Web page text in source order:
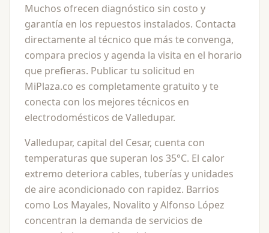
Muchos ofrecen diagnóstico sin costo y
garantía en los repuestos instalados. Contacta
directamente al técnico que más te convenga,
compara precios y agenda la visita en el horario
que prefieras. Publicar tu solicitud en
MiPlaza.co es completamente gratuito y te
conecta con los mejores técnicos en
electrodomésticos de Valledupar.
Valledupar, capital del Cesar, cuenta con
temperaturas que superan los 35°C. El calor
extremo deteriora cables, tuberías y unidades
de aire acondicionado con rapidez. Barrios
como Los Mayales, Novalito y Alfonso López
concentran la demanda de servicios de